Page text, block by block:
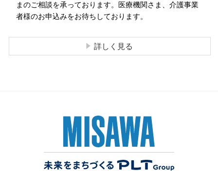
まのご相談を承っております。
医療機関さま、介護事業
者様のお申込みをお待ちしております。
詳しく見る